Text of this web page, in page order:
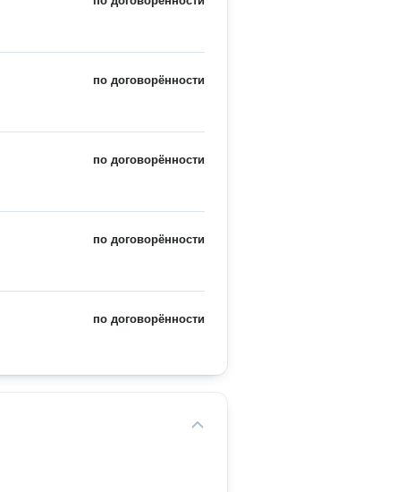
по договорённости
по договорённости
по договорённости
по договорённости